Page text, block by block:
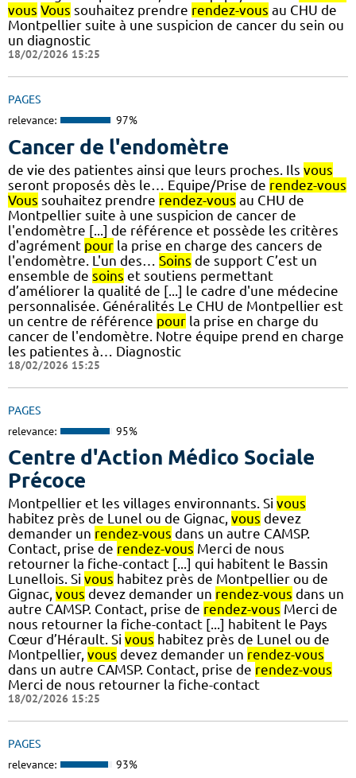
vous Vous souhaitez prendre rendez-vous au CHU de
Montpellier suite à une suspicion de cancer du sein ou
un diagnostic
18/02/2026 15:25
PAGES
relevance: 97%
Cancer de l'endomètre
de vie des patientes ainsi que leurs proches. Ils vous
seront proposés dès le… Equipe/Prise de rendez-vous
Vous souhaitez prendre rendez-vous au CHU de
Montpellier suite à une suspicion de cancer de
l'endomètre [...] de référence et possède les critères
d'agrément pour la prise en charge des cancers de
l'endomètre. L'un des… Soins de support C’est un
ensemble de soins et soutiens permettant
d’améliorer la qualité de [...] le cadre d'une médecine
personnalisée. Généralités Le CHU de Montpellier est
un centre de référence pour la prise en charge du
cancer de l'endomètre. Notre équipe prend en charge
les patientes à… Diagnostic
18/02/2026 15:25
PAGES
relevance: 95%
Centre d'Action Médico Sociale
Précoce
Montpellier et les villages environnants. Si vous
habitez près de Lunel ou de Gignac, vous devez
demander un rendez-vous dans un autre CAMSP.
Contact, prise de rendez-vous Merci de nous
retourner la fiche-contact [...] qui habitent le Bassin
Lunellois. Si vous habitez près de Montpellier ou de
Gignac, vous devez demander un rendez-vous dans un
autre CAMSP. Contact, prise de rendez-vous Merci de
nous retourner la fiche-contact [...] habitent le Pays
Cœur d’Hérault. Si vous habitez près de Lunel ou de
Montpellier, vous devez demander un rendez-vous
dans un autre CAMSP. Contact, prise de rendez-vous
Merci de nous retourner la fiche-contact
18/02/2026 15:25
PAGES
relevance: 93%